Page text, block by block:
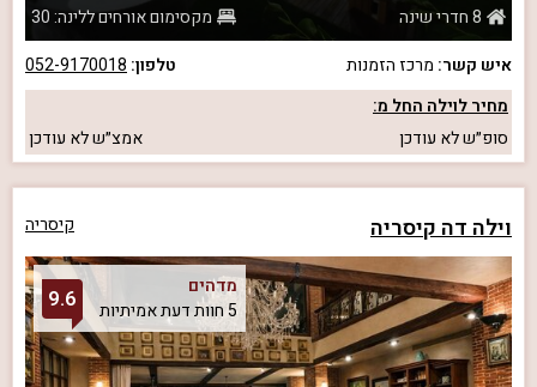
8 חדרי שינה
מקסימום אורחים ללינה: 30
איש קשר: מרכז הזמנות טלפון: 052-9170018
מחיר לוילה החל מ:
סופ״שלא עודכן אמצ״שלא עודכן
וילה דה קיסריה קיסריה
מדהים
5 חוות דעת אמיתיות
9.6